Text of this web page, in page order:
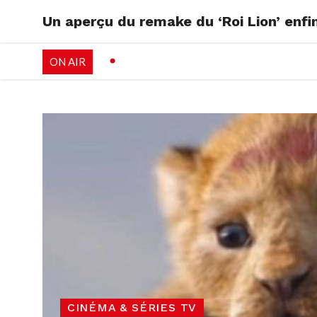
RADIO
Un aperçu du remake du ‘Roi Lion’
ON AIR
CINÉMA & SÉRIES TV